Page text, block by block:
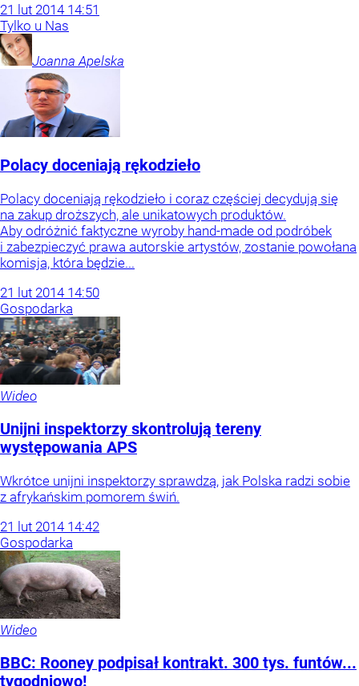
21 lut 2014 14:51
Tylko u Nas
Joanna Apelska
Polacy doceniają rękodzieło
Polacy doceniają rękodzieło i coraz częściej decydują się
na zakup droższych, ale unikatowych produktów.
Aby odróżnić faktyczne wyroby hand-made od podróbek
i zabezpieczyć prawa autorskie artystów, zostanie powołana
komisja, która będzie...
21 lut 2014 14:50
Gospodarka
Wideo
Unijni inspektorzy skontrolują tereny
występowania APS
Wkrótce unijni inspektorzy sprawdzą, jak Polska radzi sobie
z afrykańskim pomorem świń.
21 lut 2014 14:42
Gospodarka
Wideo
BBC: Rooney podpisał kontrakt. 300 tys. funtów...
tygodniowo!